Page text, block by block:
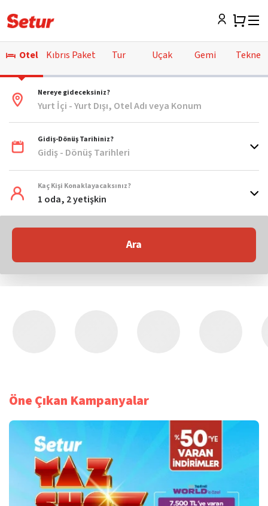
Otel Kıbrıs Paket Tur Uçak Gemi Tekne
Nereye gideceksiniz?
Yurt İçi - Yurt Dışı, Otel Adı veya Konum
Gidiş-Dönüş Tarihiniz?
Gidiş - Dönüş Tarihleri
Kaç Kişi Konaklayacaksınız?
1 oda, 2 yetişkin
Ara
Öne Çıkan Kampanyalar